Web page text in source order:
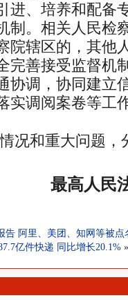
进、培养和配备
制。相关人民检
院辖区的，其他
完善接受监督机
协调，协同建立
实调阅案卷等工
况和重大问题，
最高人民
告 阿里、美团、知网等被点
亿件快递 同比增长20.1% »